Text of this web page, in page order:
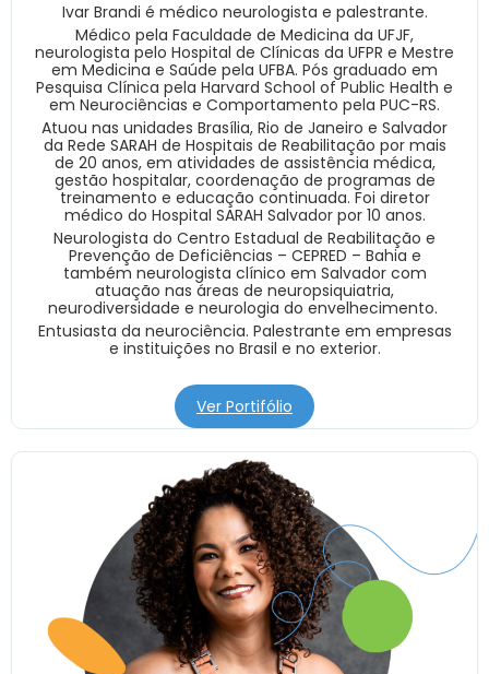
Ivar Brandi é médico neurologista e palestrante.
Médico pela Faculdade de Medicina da UFJF,
neurologista pelo Hospital de Clínicas da UFPR e Mestre
em Medicina e Saúde pela UFBA. Pós graduado em
Pesquisa Clínica pela Harvard School of Public Health e
em Neurociências e Comportamento pela PUC-RS.
Atuou nas unidades Brasília, Rio de Janeiro e Salvador
da Rede SARAH de Hospitais de Reabilitação por mais
de 20 anos, em atividades de assistência médica,
gestão hospitalar, coordenação de programas de
treinamento e educação continuada. Foi diretor
médico do Hospital SARAH Salvador por 10 anos.
Neurologista do Centro Estadual de Reabilitação e
Prevenção de Deficiências – CEPRED – Bahia e
também neurologista clínico em Salvador com
atuação nas áreas de neuropsiquiatria,
neurodiversidade e neurologia do envelhecimento.
Entusiasta da neurociência. Palestrante em empresas
e instituições no Brasil e no exterior.
Ver Portifólio